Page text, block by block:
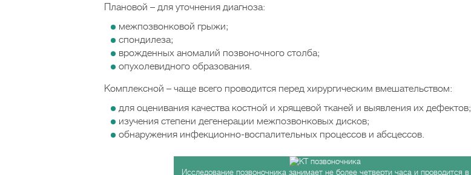
Плановой – для уточнения диагноза:
межпозвонковой грыжи;
спондилеза;
врожденных аномалий позвоночного столба;
опухолевидного образования.
Комплексной – чаще всего проводится перед хирургическим вмешательством:
для оценивания качества костной и хрящевой тканей и выявления их дефектов;
изучения степени дегенерации межпозвонковых дисков;
обнаружения инфекционно-воспалительных процессов и абсцессов.
Исследование позвоночника занимает не более четверти часа и проводится в